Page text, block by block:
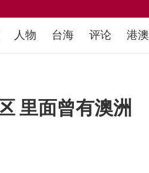
人物 台海 评论 港澳
里面曾有澳洲